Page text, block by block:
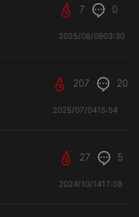
7 0
2025/08/0903:30
207 20
2025/07/0415:54
27 5
2024/10/1417:08